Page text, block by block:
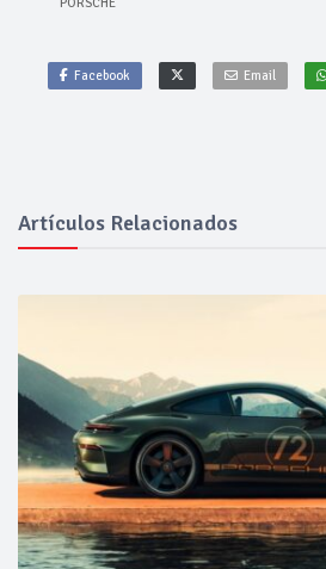
Facebook Email
Artículos Relacionados